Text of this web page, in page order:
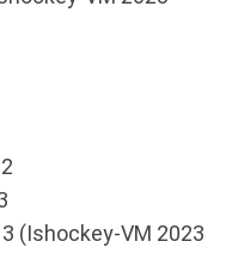
(Ishockey-VM 2023